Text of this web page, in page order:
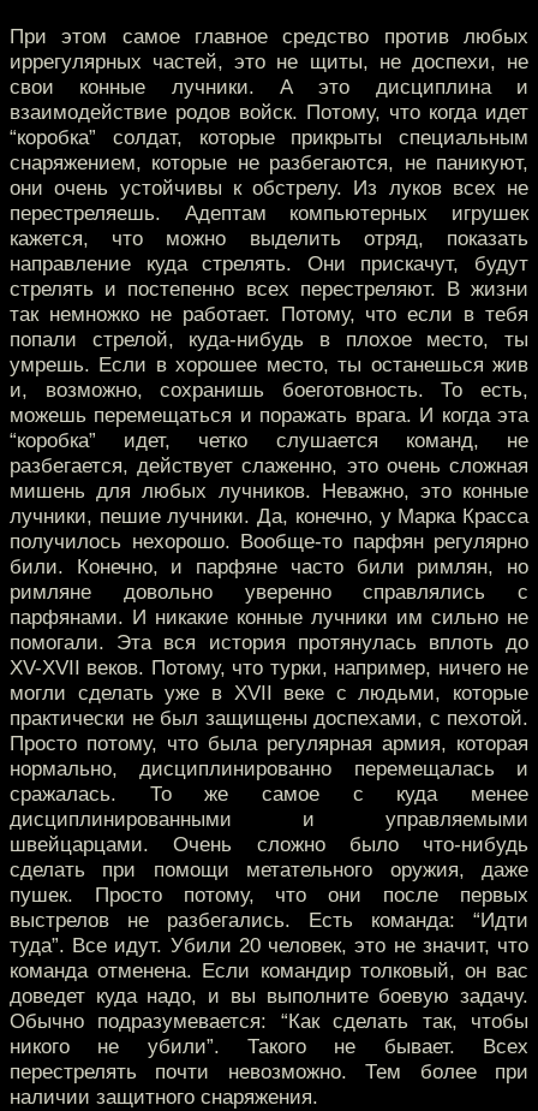
При этом самое главное средство против любых
иррегулярных частей, это не щиты, не доспехи, не
свои конные лучники. А это дисциплина и
взаимодействие родов войск. Потому, что когда идет
“коробка” солдат, которые прикрыты специальным
снаряжением, которые не разбегаются, не паникуют,
они очень устойчивы к обстрелу. Из луков всех не
перестреляешь. Адептам компьютерных игрушек
кажется, что можно выделить отряд, показать
направление куда стрелять. Они прискачут, будут
стрелять и постепенно всех перестреляют. В жизни
так немножко не работает. Потому, что если в тебя
попали стрелой, куда-нибудь в плохое место, ты
умрешь. Если в хорошее место, ты останешься жив
и, возможно, сохранишь боеготовность. То есть,
можешь перемещаться и поражать врага. И когда эта
“коробка” идет, четко слушается команд, не
разбегается, действует слаженно, это очень сложная
мишень для любых лучников. Неважно, это конные
лучники, пешие лучники. Да, конечно, у Марка Красса
получилось нехорошо. Вообще-то парфян регулярно
били. Конечно, и парфяне часто били римлян, но
римляне довольно уверенно справлялись с
парфянами. И никакие конные лучники им сильно не
помогали. Эта вся история протянулась вплоть до
XV-XVII веков. Потому, что турки, например, ничего не
могли сделать уже в XVII веке с людьми, которые
практически не был защищены доспехами, с пехотой.
Просто потому, что была регулярная армия, которая
нормально, дисциплинированно перемещалась и
сражалась. То же самое с куда менее
дисциплинированными и управляемыми
швейцарцами. Очень сложно было что-нибудь
сделать при помощи метательного оружия, даже
пушек. Просто потому, что они после первых
выстрелов не разбегались. Есть команда: “Идти
туда”. Все идут. Убили 20 человек, это не значит, что
команда отменена. Если командир толковый, он вас
доведет куда надо, и вы выполните боевую задачу.
Обычно подразумевается: “Как сделать так, чтобы
никого не убили”. Такого не бывает. Всех
перестрелять почти невозможно. Тем более при
наличии защитного снаряжения.